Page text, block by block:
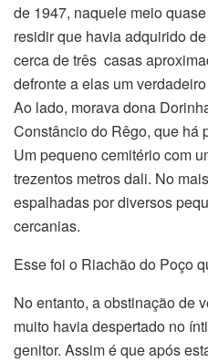
de 1947, naquele meio
residir que havia adquirido
cerca de três casas
defronte a elas um
Ao lado, morava dona
Constâncio do Rêgo, que há
Um pequeno cemitério com
trezentos metros dali. No
espalhadas por diversos
cercanias.
Esse foi o Riachão do Poço
No entanto, a obstinação de
muito havia despertado no
genitor. Assim é que após